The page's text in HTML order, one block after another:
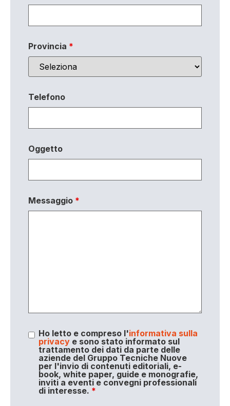
Provincia *
Telefono
Oggetto
Messaggio *
Ho letto e compreso l'informativa sulla
privacye sono stato informato sul
trattamento dei dati da parte delle
aziende del Gruppo Tecniche Nuove
per l'invio di contenuti editoriali, e-
book, white paper, guide e monografie,
inviti a eventi e convegni professionali
di interesse. *